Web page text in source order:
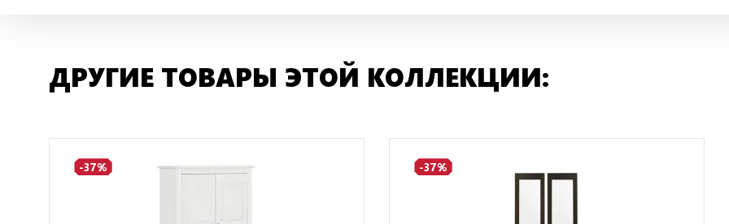
ДРУГИЕ ТОВАРЫ ЭТОЙ КОЛЛЕКЦИИ:
-37% -37%